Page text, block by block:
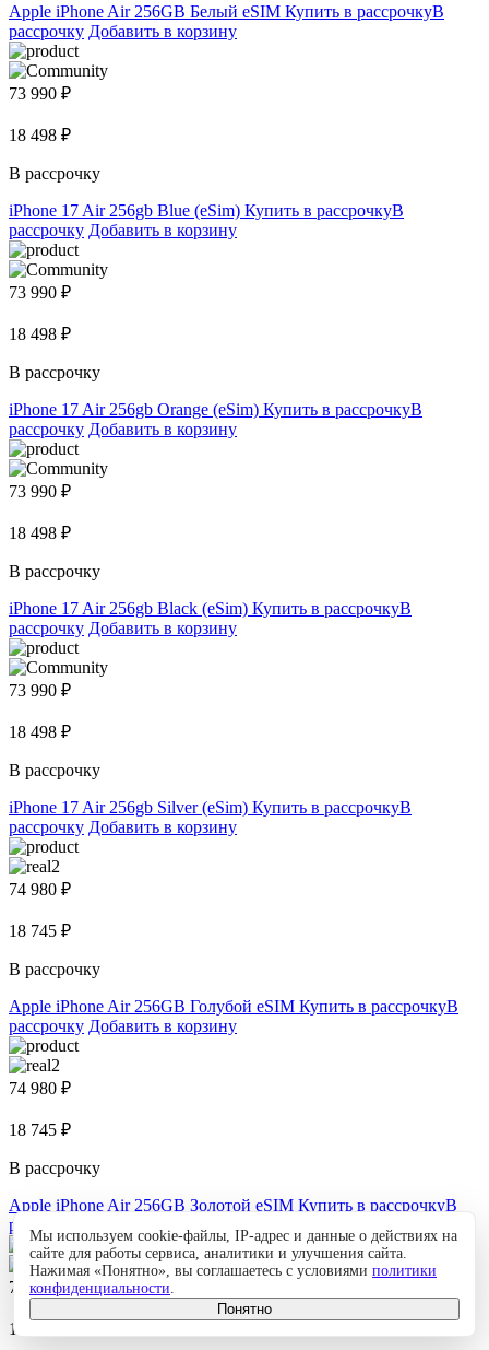
Apple iPhone Air 256GB Белый eSIM Купить в рассрочкуВ
рассрочку Добавить в корзину
73 990 ₽
18 498 ₽
В рассрочку
iPhone 17 Air 256gb Blue (eSim) Купить в рассрочкуВ
рассрочку Добавить в корзину
73 990 ₽
18 498 ₽
В рассрочку
iPhone 17 Air 256gb Orange (eSim) Купить в рассрочкуВ
рассрочку Добавить в корзину
73 990 ₽
18 498 ₽
В рассрочку
iPhone 17 Air 256gb Black (eSim) Купить в рассрочкуВ
рассрочку Добавить в корзину
73 990 ₽
18 498 ₽
В рассрочку
iPhone 17 Air 256gb Silver (eSim) Купить в рассрочкуВ
рассрочку Добавить в корзину
74 980 ₽
18 745 ₽
В рассрочку
Apple iPhone Air 256GB Голубой eSIM Купить в рассрочкуВ
рассрочку Добавить в корзину
74 980 ₽
18 745 ₽
В рассрочку
Apple iPhone Air 256GB Золотой eSIM Купить в рассрочкуВ
рассрочку
74 980 ₽
18 745 ₽
Мы используем cookie-файлы, IP-адрес и данные о действиях на
сайте для работы сервиса, аналитики и улучшения сайта.
Нажимая «Понятно», вы соглашаетесь с условиями политики
конфиденциальности.
Понятно